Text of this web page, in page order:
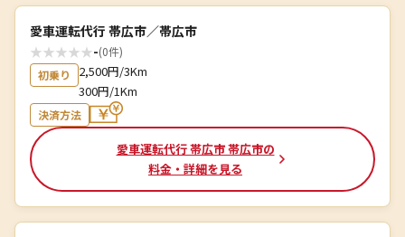
愛車運転代行 帯広市／帯広市
★★★★★-(0件)
初乗り
2,500円/3Km
300円/1Km
決済方法
愛車運転代行 帯広市 帯広市の
料金・詳細を見る